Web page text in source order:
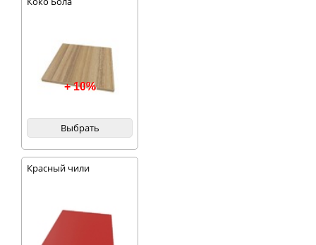
+ 10%
Выбрать
Красный чили